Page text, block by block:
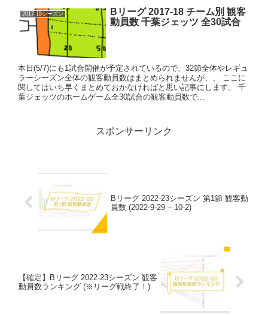
2017-18シーズン
Bリーグ 2017-18 チーム別 観客
動員数 千葉ジェッツ 全30試合
本日(5/7)にも1試合開催が予定されているので、32節全体やレギュ
ラーシーズン全体の観客動員数はまとめられませんが、、 ここに
関してはいち早くまとめておかなければと思い記事にします。 千
葉ジェッツのホームゲーム全30試合の観客動員数で...
スポンサーリンク
Bリーグ 2022-23シーズン 第1節 観客動
員数 (2022-9-29 – 10-2)
【確定】Bリーグ 2022-23シーズン 観客
動員数ランキング (※リーグ戦終了！)